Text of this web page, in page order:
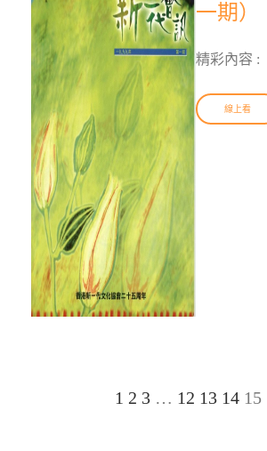
一期）
精彩內容 :
線上看
1 2 3 … 12 13 14 15